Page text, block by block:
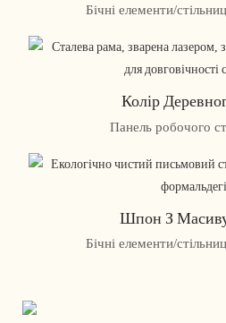
Бічні елементи/
Колір
Панель робочого
Шпон З
Бічні елементи/